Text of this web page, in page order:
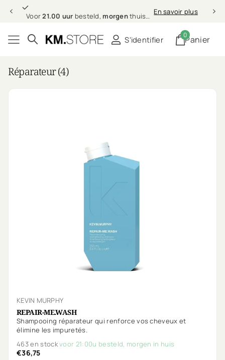
Voor 21.00 uurbesteld,morgenthuis (in NL & BE) En savoir plus
21.00 uur
S'identifier Panier
0
Réparateur (4)
KEVIN MURPHY
REPAIR-ME.WASH
Shampooing réparateur qui renforce vos cheveux et
élimine les impuretés.
463 en stockvoor 21:00u besteld, morgen in huis
€36,75